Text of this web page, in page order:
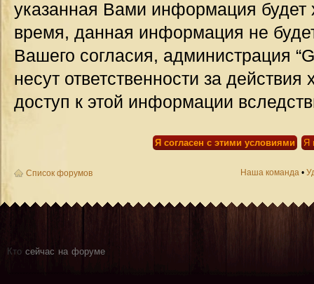
указанная Вами информация будет
время, данная информация не
Вашего согласия, администрация
несут ответственности за
доступ к этой информации
Список форумов Наша команда •
Кто сейчас на форуме